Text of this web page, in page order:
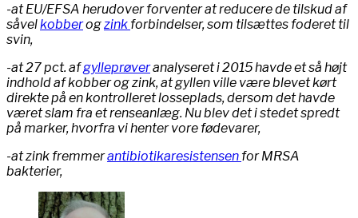
-at EU/EFSA herudover forventer at reducere de tilskud af
såvelkobberogzink forbindelser, som tilsættes foderet til
svin,
-at 27 pct. afgylleprøveranalyseret i 2015 havde et så højt
indhold af kobber og zink, at gyllen ville være blevet kørt
direkte på en kontrolleret losseplads, dersom det havde
været slam fra et renseanlæg. Nu blev det i stedet spredt
på marker, hvorfra vi henter vore fødevarer,
-at zink fremmerantibiotikaresistensen for MRSA
bakterier,